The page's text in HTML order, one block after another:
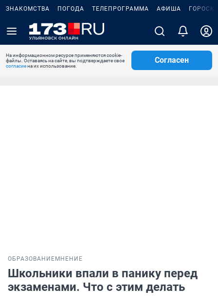
ЗНАКОМСТВА ПОГОДА ТЕЛЕПРОГРАММА АФИША
На информационном ресурсе применяются cookie-
файлы. Оставаясь на сайте, вы подтверждаете свое
согласиена их использование.
Согласен
ОБРАЗОВАНИЕ МНЕНИЕ
Школьники впали в панику перед
экзаменами. Что с этим делать